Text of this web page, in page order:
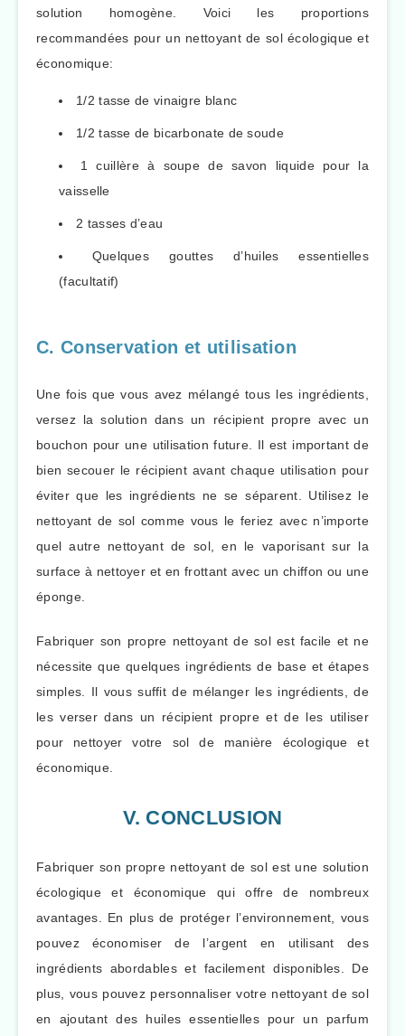
solution homogène. Voici les proportions
recommandées pour un nettoyant de sol écologique et
économique:
1/2 tasse de vinaigre blanc
1/2 tasse de bicarbonate de soude
1 cuillère à soupe de savon liquide pour la
vaisselle
2 tasses d’eau
Quelques gouttes d’huiles essentielles
(facultatif)
C. Conservation et utilisation
Une fois que vous avez mélangé tous les ingrédients,
versez la solution dans un récipient propre avec un
bouchon pour une utilisation future. Il est important de
bien secouer le récipient avant chaque utilisation pour
éviter que les ingrédients ne se séparent. Utilisez le
nettoyant de sol comme vous le feriez avec n’importe
quel autre nettoyant de sol, en le vaporisant sur la
surface à nettoyer et en frottant avec un chiffon ou une
éponge.
Fabriquer son propre nettoyant de sol est facile et ne
nécessite que quelques ingrédients de base et étapes
simples. Il vous suffit de mélanger les ingrédients, de
les verser dans un récipient propre et de les utiliser
pour nettoyer votre sol de manière écologique et
économique.
V. CONCLUSION
Fabriquer son propre nettoyant de sol est une solution
écologique et économique qui offre de nombreux
avantages. En plus de protéger l’environnement, vous
pouvez économiser de l’argent en utilisant des
ingrédients abordables et facilement disponibles. De
plus, vous pouvez personnaliser votre nettoyant de sol
en ajoutant des huiles essentielles pour un parfum